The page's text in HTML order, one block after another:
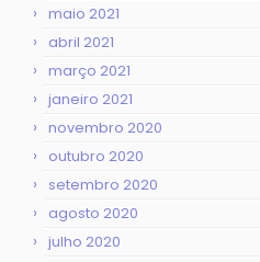
maio 2021
abril 2021
março 2021
janeiro 2021
novembro 2020
outubro 2020
setembro 2020
agosto 2020
julho 2020